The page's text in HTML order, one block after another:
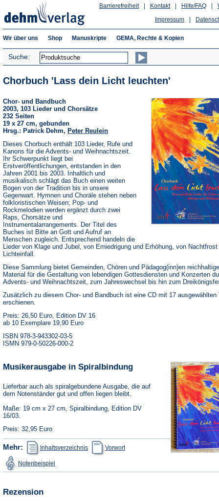
Hilfe/FAQ
Kontakt
Barrierefreiheit
Impressum
Wir über uns Shop Manuskripte GEMA, Rechte & Kopien
Suche:
Chorbuch 'Lass dein Licht leuchten'
Chor- und Bandbuch
2003, 103 Lieder und Chorsätze
232 Seiten
19 x 27 cm, gebunden
Hrsg.: Patrick Dehm, Peter Reulein
Dieses Chorbuch enthält 103 Lieder, Rufe und
Kanons für die Advents- und Weihnachtszeit.
Ihr Schwerpunkt liegt bei
Erstveröffentlichungen, entstanden in den
Jahren 2001 bis 2003. Inhaltlich und
musikalisch schlägt das Buch einen weiten
Bogen von der Tradition bis in unsere
Gegenwart. Hymnen und Choräle stehen neben
folkloristischen Weisen; Pop- und
Rockmelodien werden ergänzt durch zwei
Raps, Chorsätze und
Instrumentalarrangements. Der Titel des
Buches ist Bitte an Gott und Aufruf an
Menschen zugleich. Entsprechend handeln die
Lieder von Klage und Jubel, von Erniedrigung und Erhöhung, von Nachtfrost
Lichteinfall.
Diese Sammlung bietet Gemeinden, Chören und Pädagog(inn)en
Material für die Gestaltung von lebendigen Gottesdiensten und Konzerten
Advents- und Weihnachtszeit, zum Jahreswechsel bis hin zum
Zusätzlich zu diesem Chor- und Bandbuch ist eine CD mit 17 ausgewählten
erschienen.
Preis: 26,50 Euro, Edition DV 16
ab 10 Exemplare 19,90 Euro
ISBN 978-3-943302-03-5
ISMN 979-0-50226-000-2
Musikerausgabe in Spiralbindung
Lieferbar auch als spiralgebundene Ausgabe, die auf
dem Notenständer gut und offen liegen bleibt.
Maße: 19 cm x 27 cm, Spiralbindung, Edition DV
16/03.
Preis: 32,95 Euro
Mehr: Inhaltsverzeichnis
(Öffnet
in
einem
Tab)
Vorwortin
Tab)
Notenbeispiel in
einem
Rezension